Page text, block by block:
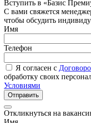
Вступить в «Базис
С вами свяжется
чтобы обсудить
Имя
Телефон
Я согласен с
обработку своих
Условиями
Отправить
Откликнуться на